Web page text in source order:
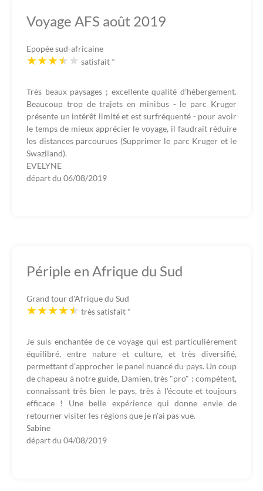
Voyage AFS août 2019
Epopée sud-africaine
satisfait *
Très beaux paysages ; excellente qualité d’hébergement.
Beaucoup trop de trajets en minibus - le parc Kruger
présente un intérêt limité et est surfréquenté - pour avoir
le temps de mieux apprécier le voyage, il faudrait réduire
les distances parcourues (Supprimer le parc Kruger et le
Swaziland).
EVELYNE
départ du 06/08/2019
Périple en Afrique du Sud
Grand tour d'Afrique du Sud
très satisfait *
Je suis enchantée de ce voyage qui est particulièrement
équilibré, entre nature et culture, et très diversifié,
permettant d'approcher le panel nuancé du pays. Un coup
de chapeau à notre guide, Damien, très "pro" : compétent,
connaissant très bien le pays, très à l'écoute et toujours
efficace ! Une belle expérience qui donne envie de
retourner visiter les régions que je n'ai pas vue.
Sabine
départ du 04/08/2019